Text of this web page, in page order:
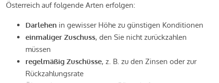
Österreich auf folgende Arten erfolgen:
Darlehen in gewisser Höhe zu günstigen Konditionen
einmaliger Zuschuss, den Sie nicht zurückzahlen
müssen
regelmäßig Zuschüsse, z. B. zu den Zinsen oder zur
Rückzahlungsrate